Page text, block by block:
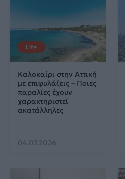
Life
Καλοκαίρι στην Αττική
με επιφυλάξεις – Ποιες
παραλίες έχουν
χαρακτηριστεί
ακατάλληλες
04.07.2026